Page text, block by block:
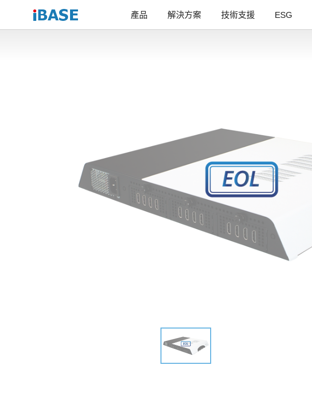
產品 解決方案 技術支援 ESG